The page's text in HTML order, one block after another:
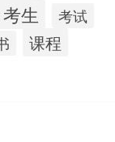
考生 考试
课程